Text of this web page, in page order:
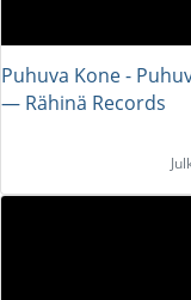
Puhuva Kone -
― Rähinä Records